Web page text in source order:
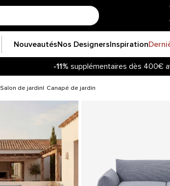
NouveautésNos DesignersInspiration
-11% supplémentaires dès 400€
Salon de jardin Canapé de jardin